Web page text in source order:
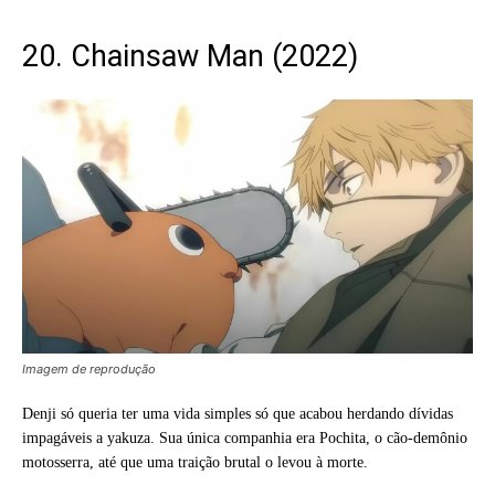
20. Chainsaw Man (2022)
Imagem de reprodução
Denji só queria ter uma vida simples só que acabou herdando dívidas
impagáveis a yakuza. Sua única companhia era Pochita, o cão-demônio
motosserra, até que uma traição brutal o levou à morte.